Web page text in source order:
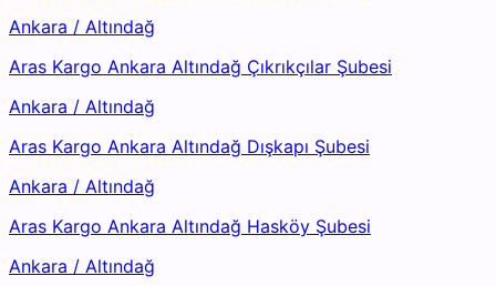
Ankara / Altındağ
Aras Kargo Ankara Altındağ Çıkrıkçılar Şubesi
Ankara / Altındağ
Aras Kargo Ankara Altındağ Dışkapı Şubesi
Ankara / Altındağ
Aras Kargo Ankara Altındağ Hasköy Şubesi
Ankara / Altındağ